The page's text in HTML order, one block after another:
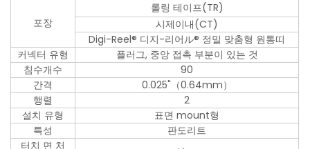
포장
롤링 테이프(TR)
시제이내(CT)
Digi-Reel® 디지-리어ル® 정밀 맞춤형 원통띠
커넥터 유형
플러그, 중앙 접촉 부분이 있는 것
침수개수
90
간격
0.025"（0.64mm）
행렬
2
설치 유형
표면 mount형
특성
판도리트
터치 면 처